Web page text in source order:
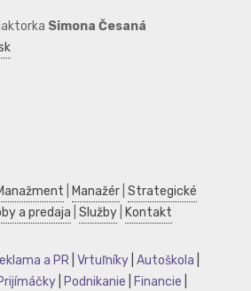
Simona Česaná
Manažér Strategické
a predaja Služby Kontakt
a PR Vrtuľníky Autoškola
Podnikanie Financie